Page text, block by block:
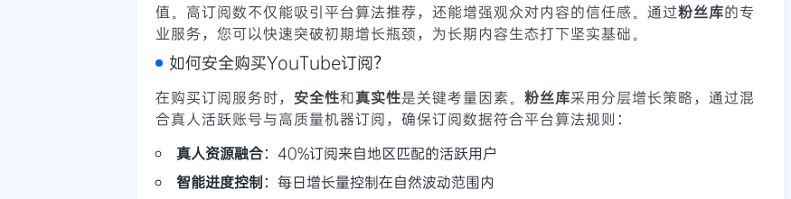
值。高订阅数不仅能吸引平台算法推荐，还能增强观众对内容的信任感。通过粉丝库的专
业服务，您可以快速突破初期增长瓶颈，为长期内容生态打下坚实基础。
如何安全购买YouTube订阅？
在购买订阅服务时， 安全性和真实性是关键考量因素。 粉丝库采用分层增长策略，通过混
合真人活跃账号与高质量机器订阅，确保订阅数据符合平台算法规则：
真人资源融合：40%订阅来自地区匹配的活跃用户
智能进度控制：每日增长量控制在自然波动范围内